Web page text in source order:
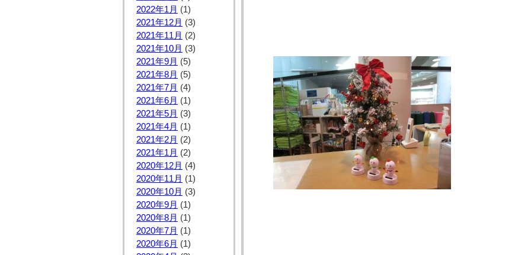
2022年1月 (1)
2021年12月 (3)
2021年11月 (2)
2021年10月 (3)
2021年9月 (5)
2021年8月 (5)
2021年7月 (4)
2021年6月 (1)
2021年5月 (3)
2021年4月 (1)
2021年2月 (2)
2021年1月 (2)
2020年12月 (4)
2020年11月 (1)
2020年10月 (3)
2020年9月 (1)
2020年8月 (1)
2020年7月 (1)
2020年6月 (1)